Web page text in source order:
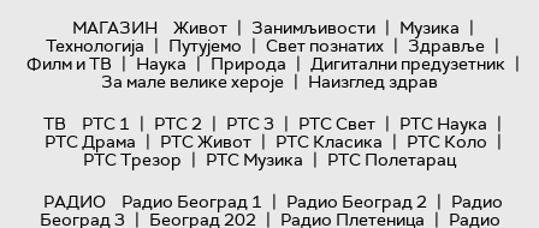
МАГАЗИН
Живот | Занимљивости | Музика |
Технологијa | Путујемо | Свет познатих | Здравље |
Филм и ТВ | Наука | Природа | Дигитални предузетник |
За мале велике хероје | Наизглед здрав
ТВ
РТС 1 | РТС 2 | РТС 3 | РТС Свет | РТС Наука |
РТС Драма | РТС Живот | РТС Класика | РТС Коло |
РТС Трезор | РТС Музика | РТС Полетарац
РАДИО
Радио Београд 1 | Радио Београд 2 | Радио
Београд 3 | Београд 202 | Радио Плетеница | Радио